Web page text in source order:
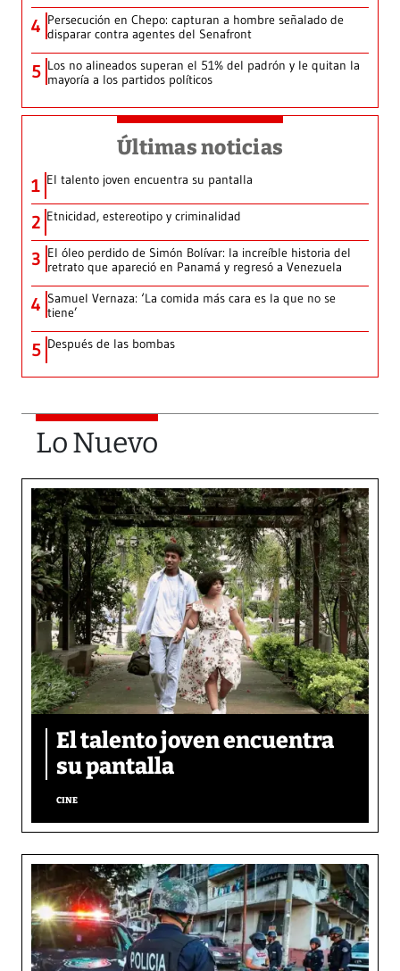
4 Persecución en Chepo: capturan a hombre señalado de
disparar contra agentes del Senafront
5 Los no alineados superan el 51% del padrón y le quitan la
mayoría a los partidos políticos
Últimas noticias
1 El talento joven encuentra su pantalla​
2 Etnicidad, estereotipo y criminalidad
3 El óleo perdido de Simón Bolívar: la increíble historia del
retrato que apareció en Panamá y regresó a Venezuela
4 Samuel Vernaza: ‘La comida más cara es la que no se
tiene’
5 Después de las bombas
Lo Nuevo
El talento joven encuentra
su pantalla​
CINE